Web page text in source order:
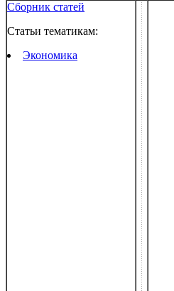
Сборник статей
Статьи тематикам:
Экономика